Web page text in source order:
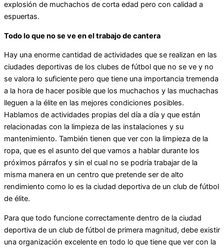
explosión de muchachos de corta edad pero con calidad a
espuertas.
Todo lo que no se ve en el trabajo de cantera
Hay una enorme cantidad de actividades que se realizan en las
ciudades deportivas de los clubes de fútbol que no se ve y no
se valora lo suficiente pero que tiene una importancia tremenda
a la hora de hacer posible que los muchachos y las muchachas
lleguen a la élite en las mejores condiciones posibles.
Hablamos de actividades propias del día a día y que están
relacionadas con la limpieza de las instalaciones y su
mantenimiento. También tienen que ver con la limpieza de la
ropa, que es el asunto del que vamos a hablar durante los
próximos párrafos y sin el cual no se podría trabajar de la
misma manera en un centro que pretende ser de alto
rendimiento como lo es la ciudad deportiva de un club de fútbol
de élite.
Para que todo funcione correctamente dentro de la ciudad
deportiva de un club de fútbol de primera magnitud, debe existir
una organización excelente en todo lo que tiene que ver con la